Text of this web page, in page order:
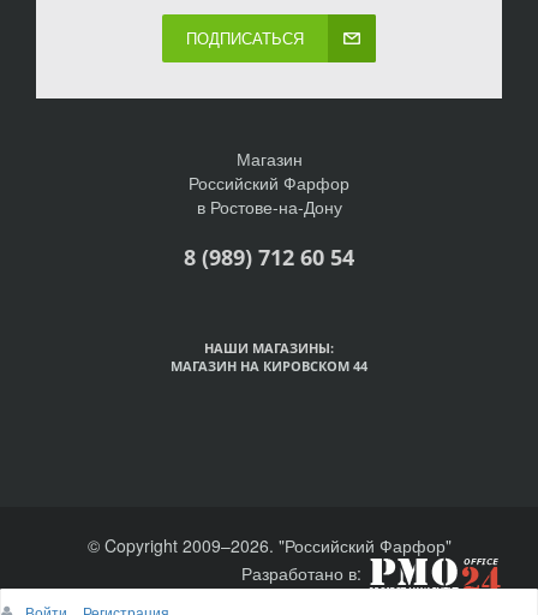
ПОДПИСАТЬСЯ
Магазин
Российский Фарфор
в Ростове-на-Дону
8 (989) 712 60 54
НАШИ МАГАЗИНЫ:
МАГАЗИН НА КИРОВСКОМ 44
© Copyright 2009–2026. "Российский Фарфор"
Разработано в: